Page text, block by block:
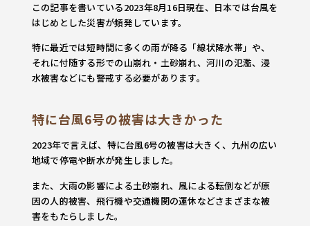
この記事を書いている2023年8月16日現在、日本では台風を
はじめとした災害が頻発しています。
特に最近では短時間に多くの雨が降る「線状降水帯」や、
それに付随する形での山崩れ・土砂崩れ、河川の氾濫、浸
水被害などにも警戒する必要があります。
特に台風6号の被害は大きかった
2023年で言えば、特に台風6号の被害は大きく、九州の広い
地域で停電や断水が発生しました。
また、大雨の影響による土砂崩れ、風による転倒などが原
因の人的被害、飛行機や交通機関の運休などさまざまな被
害をもたらしました。